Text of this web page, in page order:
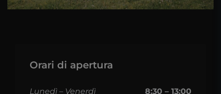
Orari di apertura
Lunedì – Venerdì
8:30 – 13:00